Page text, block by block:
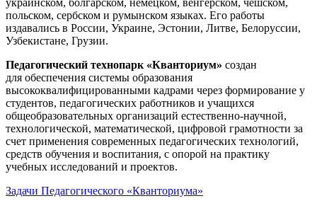
украинском, болгарском, немецком, венгерском, чешском,
польском, сербском и румынском языках. Его работы
издавались в России, Украине, Эстонии, Литве, Белоруссии,
Узбекистане, Грузии.
Педагогический технопарк «Кванториум» создан
для обеспечения системы образования
высококвалифицированными кадрами через формирование у
студентов, педагогических работников и учащихся
общеобразовательных организаций естественно-научной,
технологической, математической, цифровой грамотности за
счет применения современных педагогических технологий,
средств обучения и воспитания, с опорой на практику
учебных исследований и проектов.
Задачи Педагогического «Кванториума»